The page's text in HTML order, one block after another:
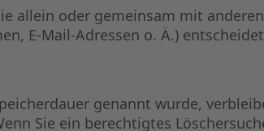
allein oder gemeinsam mit
E-Mail-Adressen o. Ä.)
genannt wurde,
Sie ein berechtigtes